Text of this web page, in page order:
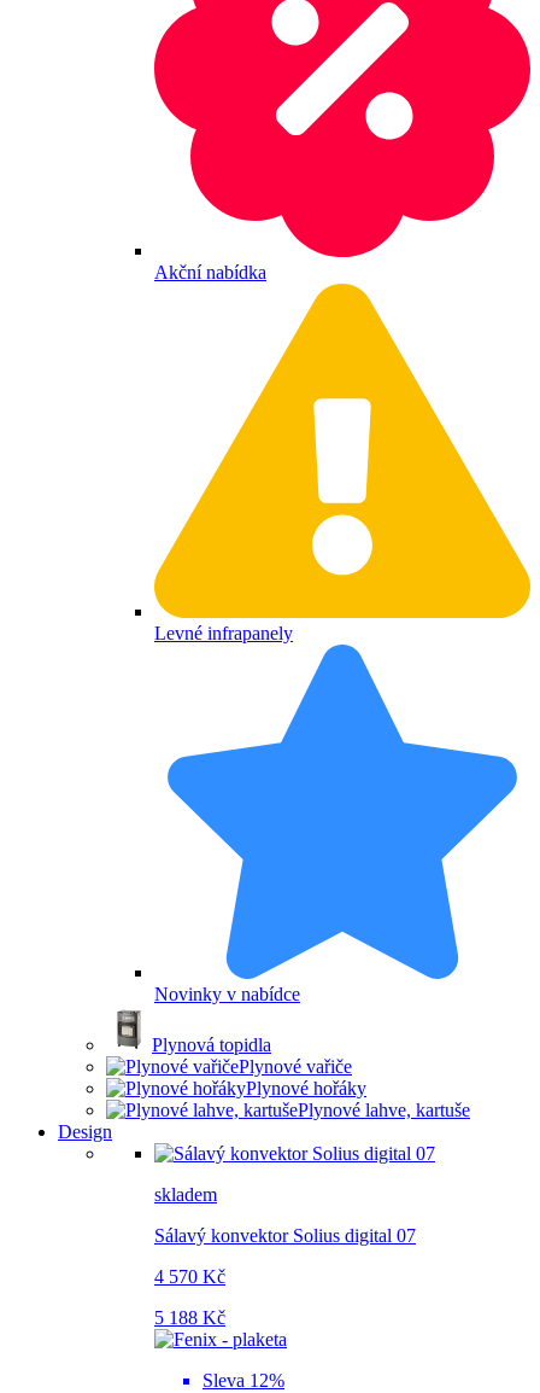
Akční nabídka
Levné infrapanely
Novinky v nabídce
Plynová topidla
Plynové vařiče
Plynové hořáky
Plynové lahve, kartuše
Design
skladem
Sálavý konvektor Solius digital 07
4 570 Kč
5 188 Kč
Sleva 12%